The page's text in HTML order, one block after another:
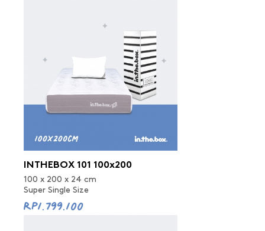
INTHEBOX 101 100x200
100 x 200 x 24 cm
Super Single Size
Rp1.799.100